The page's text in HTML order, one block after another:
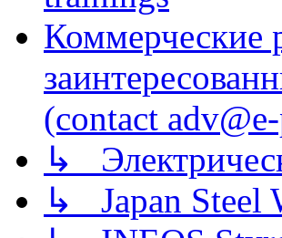
Коммерческие
(contact
↳
↳ Japan Steel